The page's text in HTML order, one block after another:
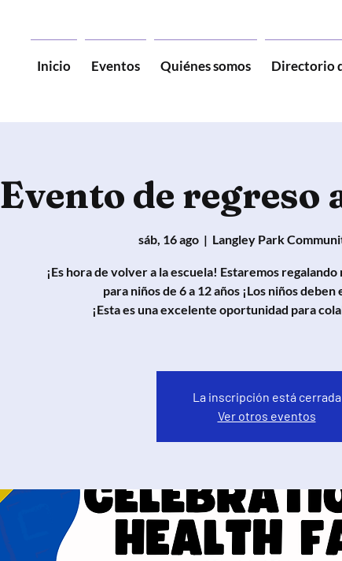
Inicio Eventos Quiénes somos Directorio
Evento de regreso
sáb, 16 ago
  |
Langley Park
¡Es hora de volver a la escuela! Estaremos
para niños de 6 a 12 años ¡Los niños
¡Esta es una excelente oportunidad para
La inscripción está cerrada
Ver otros eventos